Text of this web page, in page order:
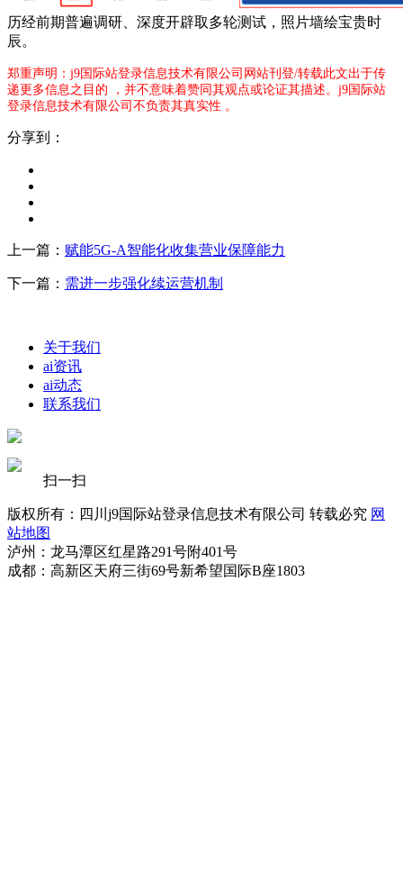
历经前期普遍调研、深度开辟取多轮测试，照片墙绘宝贵时
辰。
郑重声明：j9国际站登录信息技术有限公司网站刊登/转载此文出于传
递更多信息之目的 ，并不意味着赞同其观点或论证其描述。j9国际站
登录信息技术有限公司不负责其真实性 。
分享到：
上一篇： 赋能5G-A智能化收集营业保障能力
下一篇： 需进一步强化续运营机制
关于我们
ai资讯
ai动态
联系我们
扫一扫
版权所有：四川j9国际站登录信息技术有限公司 转载必究 网
站地图
泸州：龙马潭区红星路291号附401号
成都：高新区天府三街69号新希望国际B座1803